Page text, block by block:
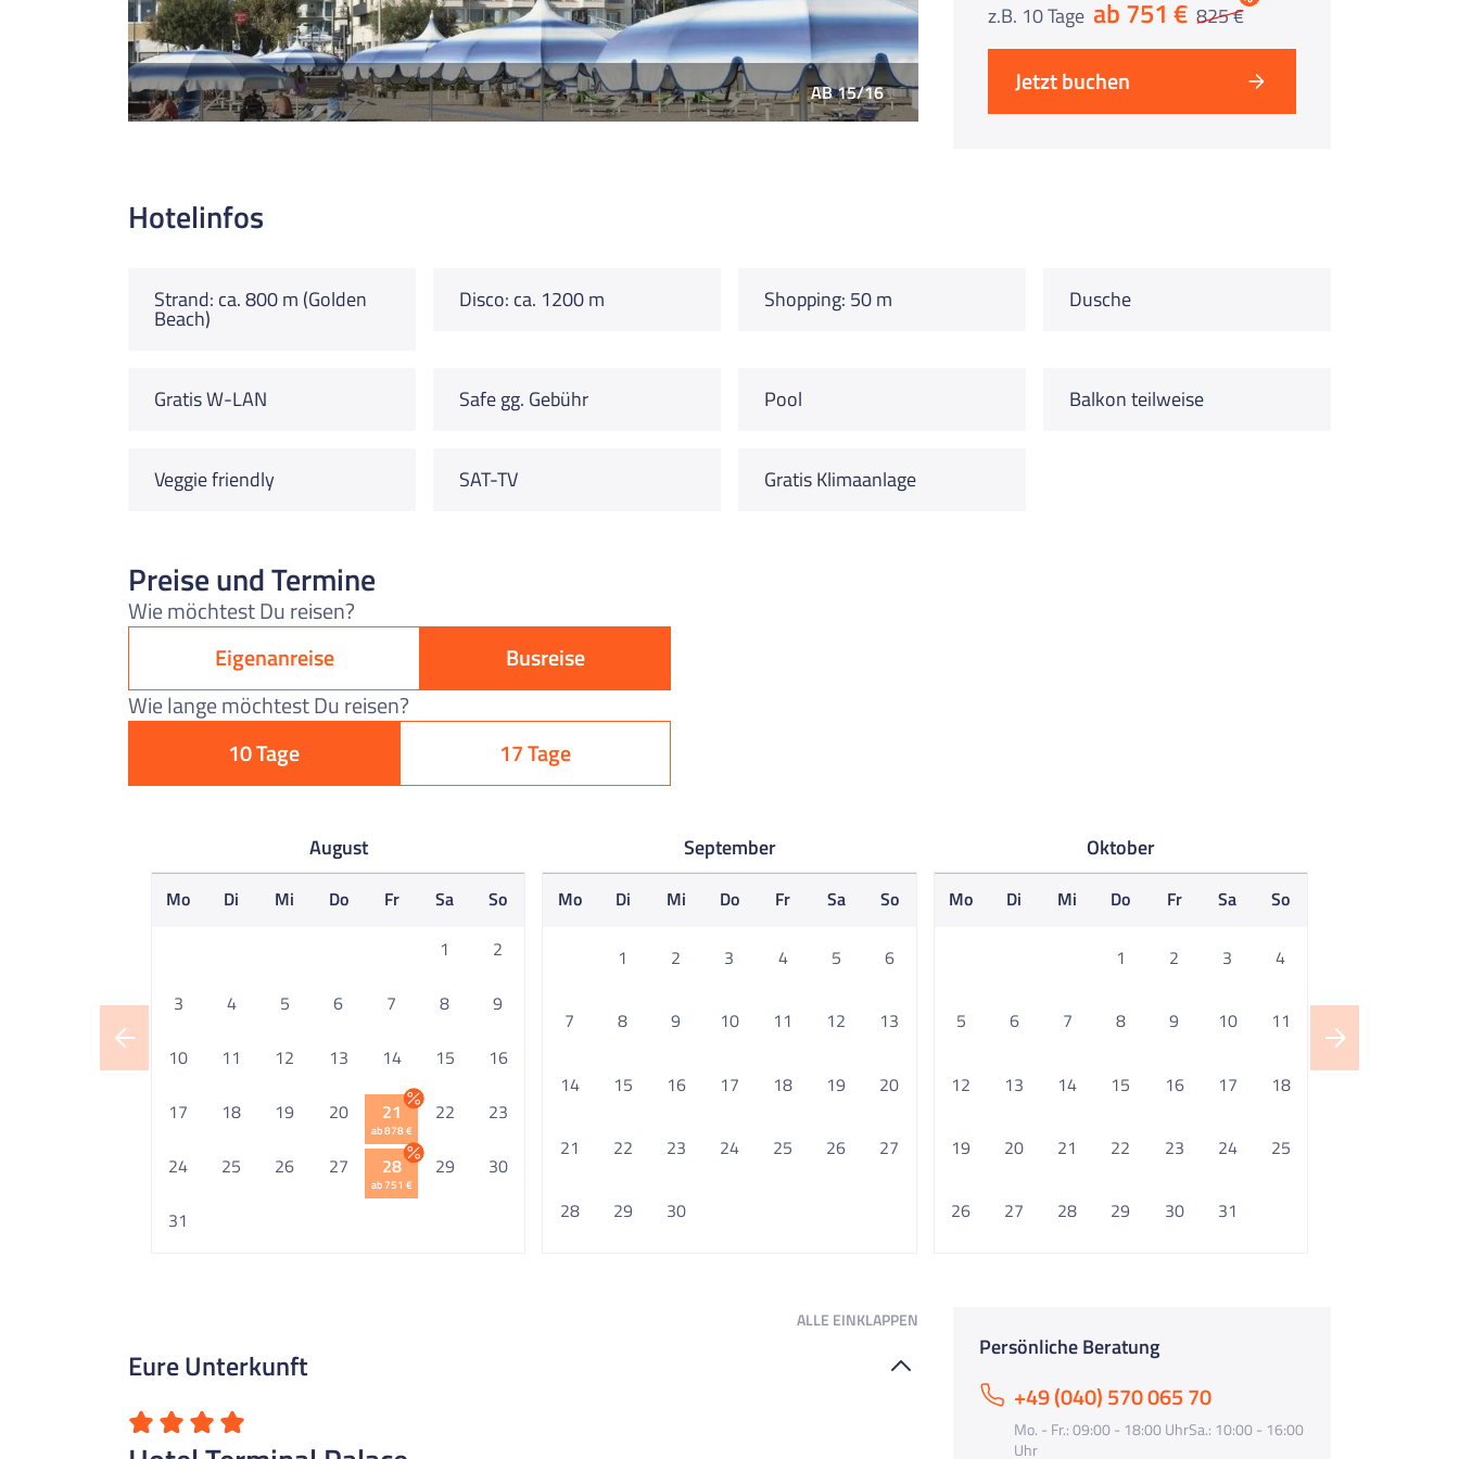
AB 15/16
z.B. 10 Tage ab 751 € 825 €
Jetzt buchen
Hotelinfos
Strand: ca. 800 m (Golden
Beach)
Disco: ca. 1200 m Shopping: 50 m Dusche
Gratis W-LAN Safe gg. Gebühr Pool Balkon teilweise
Veggie friendly SAT-TV Gratis Klimaanlage
Preise und Termine
Wie möchtest Du reisen?
Eigenanreise
Busreise
Wie lange möchtest Du reisen?
10 Tage
17 Tage
August
Mo Di Mi Do Fr Sa
So
1
2
3 4 5 6 7 8 9
10 11 12 13 14 15 16
17 18 19 20 21
ab 878 €
22 23
24 25 26 27 28
ab 751 €
29 30
31
September
Mo Di Mi Do Fr Sa So
1 2 3 4 5 6
7 8 9 10 11 12 13
14 15 16 17 18 19 20
21 22 23 24 25 26 27
28 29 30
Oktober
Mo Di Mi Do Fr Sa So
1 2 3 4
5 6 7 8 9 10 11
12 13 14 15 16 17 18
19 20 21 22 23 24 25
26 27 28 29 30 31
ALLE EINKLAPPEN
Eure Unterkunft Persönliche Beratung
+49 (040) 570 065 70
Mo. - Fr.: 09:00 - 18:00 UhrSa.: 10:00 - 16:00
Uhr